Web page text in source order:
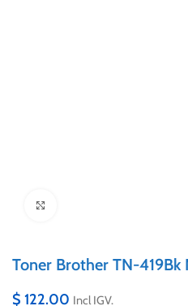
Toner Brother TN-
$ 122.00 Incl IGV.